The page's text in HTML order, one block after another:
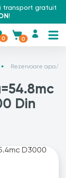
transport gratuit
!
0 0
Rezervoare apa/
Din